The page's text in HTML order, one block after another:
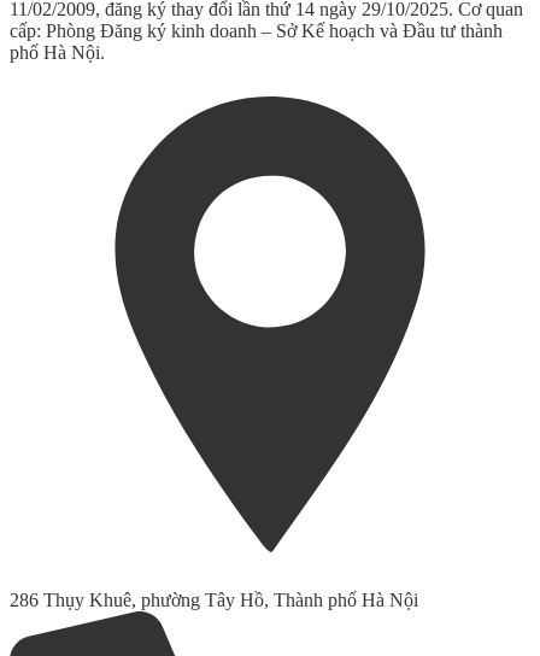
11/02/2009, đăng ký thay đổi lần thứ 14 ngày 29/10/2025. Cơ quan
cấp: Phòng Đăng ký kinh doanh – Sở Kế hoạch và Đầu tư thành
phố Hà Nội.
286 Thụy Khuê, phường Tây Hồ, Thành phố Hà Nội